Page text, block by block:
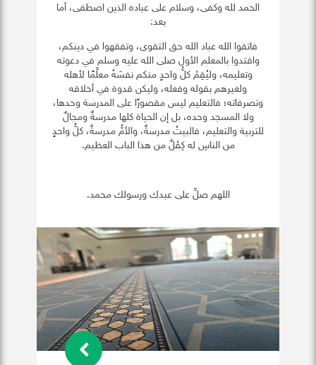
الحمد لله وكفى، وسلام على عباده الذين اصطفى، أما
بعد:
فاتقوا الله عباد الله حق التقوى، وتفقهوا في دينكم،
واقتدوا بالمعلم الأول صلى الله عليه وسلم في دعوته
وتعليمه، وليُقِمْ كلُّ واحدٍ منكم نفسَهُ معلِّمًا لأهله
ولغيرهم بقوله وفعله، وليكن قدوة في أخلاقه
وتصرفاته؛ فالتعليم ليس مقصورًا على المدرسة وحدها،
ولا المسجد وحده، بل إن الحياة كلها مدرسةٌ ومجالٌ
للتربية والتعليم، فالبيتُ مدرسةٌ، والأمُّ مدرسةٌ، كلُّ واحدٍ
من الناسِ له كِفْلٌ من هذا الباب العظيم.
اللهم صلِّ على عبدك ورسولك محمد.